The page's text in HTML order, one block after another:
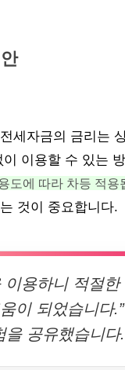
세자금의 금리는
이용할 수 있는
도에 따라 차등 적용
것이 중요합니다.
이용하니 적절
이 되었습니다
을 공유했습니다.